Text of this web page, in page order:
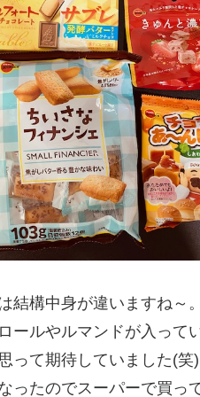
結構中身が違いますね～。
ールやルマンドが入って
って期待していました(
ったのでスーパーで買っ